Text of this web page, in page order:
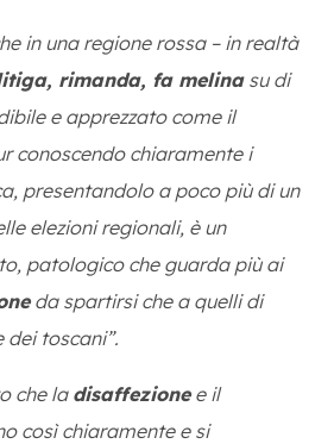
in una regione rossa – in realtà
rimanda, fa melinasu di
e apprezzato come il
conoscendo chiaramente i
presentandolo a poco più di un
elezioni regionali, è un
patologico che guarda più ai
da spartirsi che a quelli di
dei toscani”.
che la disaffezionee il
così chiaramente e si